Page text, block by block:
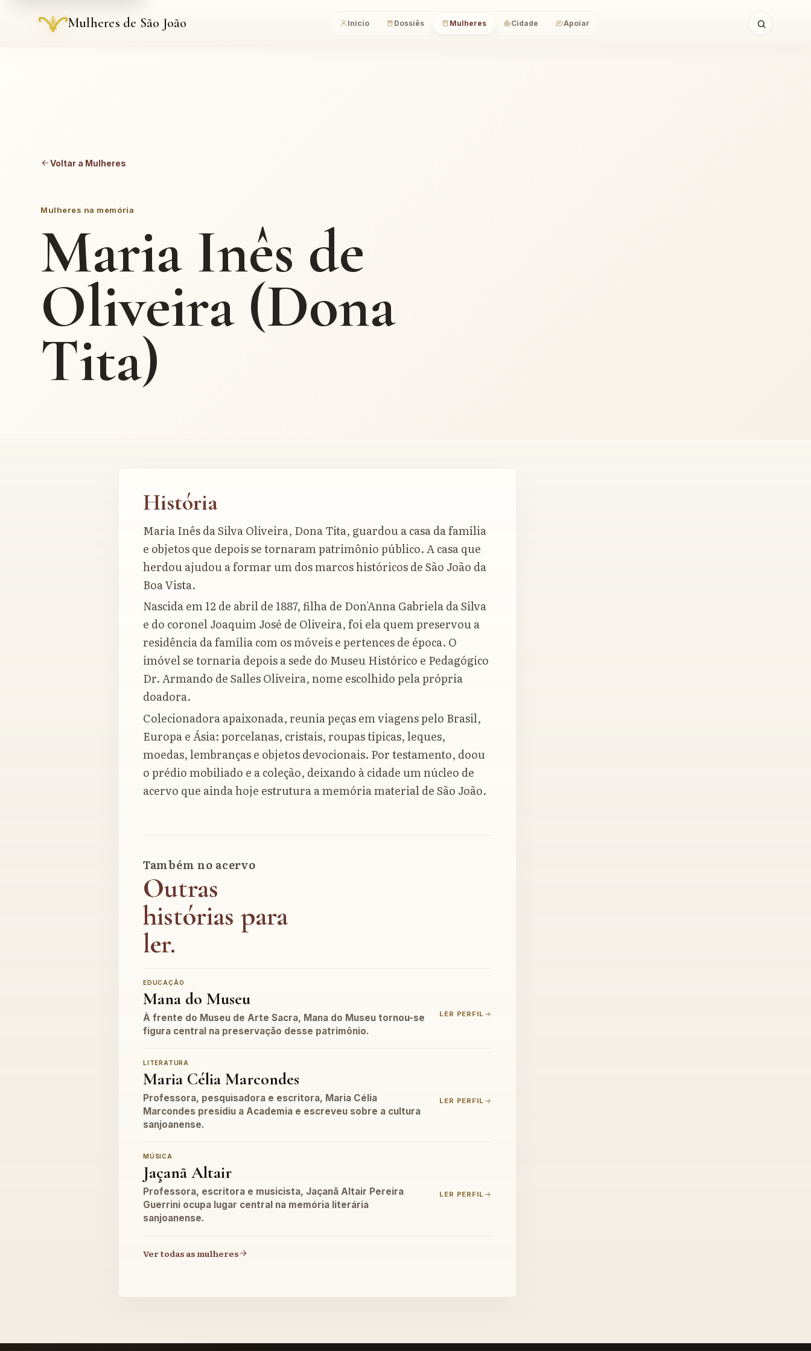
Mulheres de São João Início Dossiês Mulheres Cidade Apoiar
Voltar a Mulheres
Mulheres na memória
Maria Inês de
Oliveira (Dona
Tita)
História
Maria Inês da Silva Oliveira, Dona Tita, guardou a casa da família
e objetos que depois se tornaram patrimônio público. A casa que
herdou ajudou a formar um dos marcos históricos de São João da
Boa Vista.
Nascida em 12 de abril de 1887, filha de Don'Anna Gabriela da Silva
e do coronel Joaquim José de Oliveira, foi ela quem preservou a
residência da família com os móveis e pertences de época. O
imóvel se tornaria depois a sede do Museu Histórico e Pedagógico
Dr. Armando de Salles Oliveira, nome escolhido pela própria
doadora.
Colecionadora apaixonada, reunia peças em viagens pelo Brasil,
Europa e Ásia: porcelanas, cristais, roupas típicas, leques,
moedas, lembranças e objetos devocionais. Por testamento, doou
o prédio mobiliado e a coleção, deixando à cidade um núcleo de
acervo que ainda hoje estrutura a memória material de São João.
Também no acervo
Outras
histórias para
ler.
EDUCAÇÃO
Mana do Museu
À frente do Museu de Arte Sacra, Mana do Museu tornou-se
figura central na preservação desse patrimônio.
LER PERFIL
LITERATURA
Maria Célia Marcondes
Professora, pesquisadora e escritora, Maria Célia
Marcondes presidiu a Academia e escreveu sobre a cultura
sanjoanense.
LER PERFIL
MÚSICA
Jaçanã Altair
Professora, escritora e musicista, Jaçanã Altair Pereira
Guerrini ocupa lugar central na memória literária
sanjoanense.
LER PERFIL
Ver todas as mulheres